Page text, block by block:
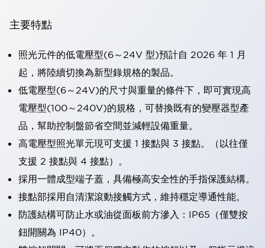
主要特點
照光元件的低電壓型(6～24V 型)預計自 2026 年 1 月
起，將陸續切換為新型錄規格的製品。
低電壓型(6～24V)的尺寸與重量的條件下，即可實現高
電壓型(100～240V)的規格，可替換既有的變壓器型產
品，幫助控制盤節省空間並減輕設備重量。
高電壓型照光單元現可支援 1 接點與 3 接點。（以往僅
支援 2 接點與 4 接點）。
採用一體成型端子蓋，具備極高安全性的手指保護結構。
接點部採用自清潔滾動接觸方式，維持穩定導通性能。
防護結構可防止水或油從面板前方滲入：IP65（僅雙按
鈕開關為 IP40）。